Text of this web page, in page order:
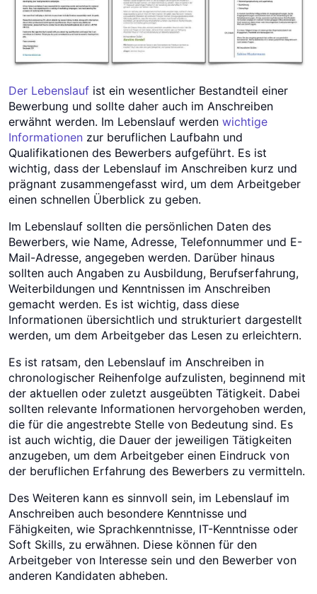
Der Lebenslauf ist ein wesentlicher Bestandteil einer
Bewerbung und sollte daher auch im Anschreiben
erwähnt werden. Im Lebenslauf werden wichtige
Informationen zur beruflichen Laufbahn und
Qualifikationen des Bewerbers aufgeführt. Es ist
wichtig, dass der Lebenslauf im Anschreiben kurz und
prägnant zusammengefasst wird, um dem Arbeitgeber
einen schnellen Überblick zu geben.
Im Lebenslauf sollten die persönlichen Daten des
Bewerbers, wie Name, Adresse, Telefonnummer und E-
Mail-Adresse, angegeben werden. Darüber hinaus
sollten auch Angaben zu Ausbildung, Berufserfahrung,
Weiterbildungen und Kenntnissen im Anschreiben
gemacht werden. Es ist wichtig, dass diese
Informationen übersichtlich und strukturiert dargestellt
werden, um dem Arbeitgeber das Lesen zu erleichtern.
Es ist ratsam, den Lebenslauf im Anschreiben in
chronologischer Reihenfolge aufzulisten, beginnend mit
der aktuellen oder zuletzt ausgeübten Tätigkeit. Dabei
sollten relevante Informationen hervorgehoben werden,
die für die angestrebte Stelle von Bedeutung sind. Es
ist auch wichtig, die Dauer der jeweiligen Tätigkeiten
anzugeben, um dem Arbeitgeber einen Eindruck von
der beruflichen Erfahrung des Bewerbers zu vermitteln.
Des Weiteren kann es sinnvoll sein, im Lebenslauf im
Anschreiben auch besondere Kenntnisse und
Fähigkeiten, wie Sprachkenntnisse, IT-Kenntnisse oder
Soft Skills, zu erwähnen. Diese können für den
Arbeitgeber von Interesse sein und den Bewerber von
anderen Kandidaten abheben.